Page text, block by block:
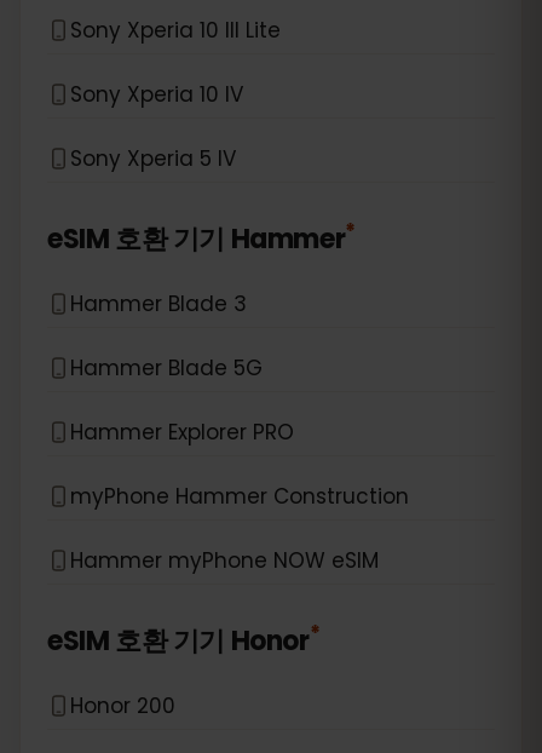
Sony Xperia 10 III Lite
Sony Xperia 10 IV
Sony Xperia 5 IV
eSIM 호환 기기 Hammer*
Hammer Blade 3
Hammer Blade 5G
Hammer Explorer PRO
myPhone Hammer Construction
Hammer myPhone NOW eSIM
eSIM 호환 기기 Honor*
Honor 200